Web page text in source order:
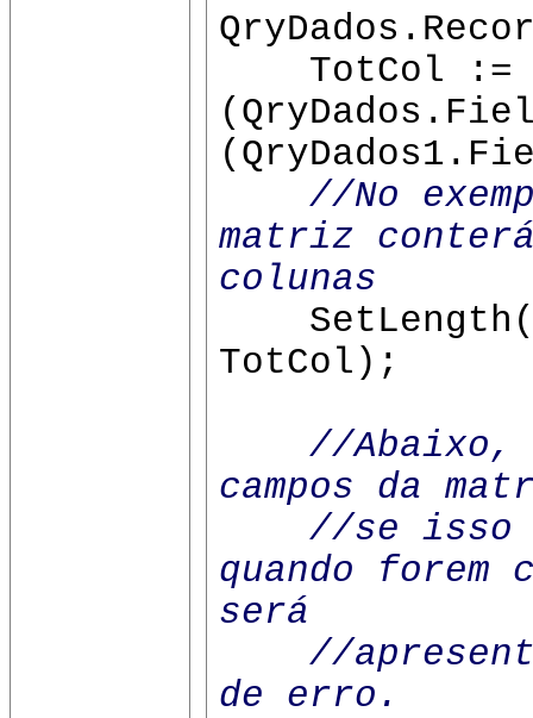
TotCol :=
//No
matriz
colunas
TotCol);
//Abaixo,
campos da
//se isso
quando forem
será
//
de erro.